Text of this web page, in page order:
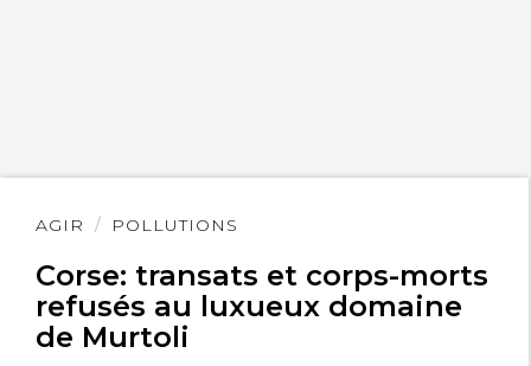
AGIR POLLUTIONS
Corse: transats et corps-morts
refusés au luxueux domaine
de Murtoli
Lire